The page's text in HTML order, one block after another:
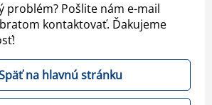
problém? Pošlite nám e-mail
kontaktovať. Ďakujeme
na hlavnú stránku